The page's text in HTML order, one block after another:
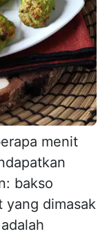
menit
bakso
yang dimasak